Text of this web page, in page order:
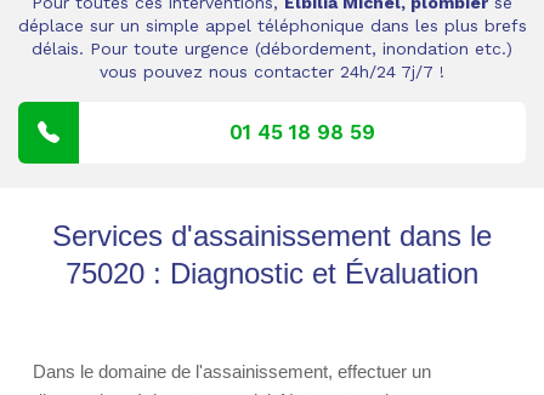
déplace sur un simple appel téléphonique dans les plus brefs
délais. Pour toute urgence (débordement, inondation etc.)
vous pouvez nous contacter 24h/24 7j/7 !
01 45 18 98 59
Services d'assainissement dans le
75020 : Diagnostic et Évaluation
Dans le domaine de l'assainissement, effectuer un